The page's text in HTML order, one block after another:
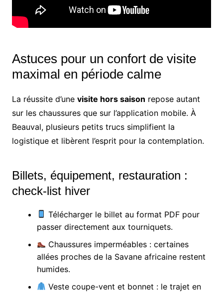
Astuces pour un confort de visite
maximal en période calme
La réussite d’une visite hors saison repose autant
sur les chaussures que sur l’application mobile. À
Beauval, plusieurs petits trucs simplifient la
logistique et libèrent l’esprit pour la contemplation.
Billets, équipement, restauration :
check-list hiver
Télécharger le billet au format PDF pour
passer directement aux tourniquets.
Chaussures imperméables : certaines
allées proches de la Savane africaine restent
humides.
Veste coupe-vent et bonnet : le trajet en